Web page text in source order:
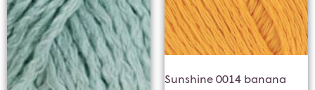
Sunshine 0014 banana